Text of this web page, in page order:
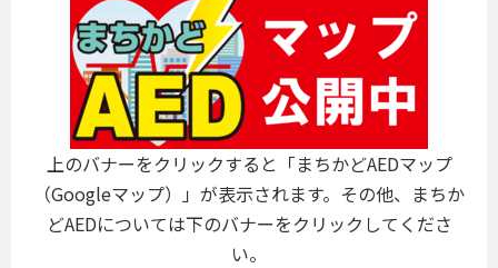
上のバナーをクリックすると「まちかどAEDマップ
（Googleマップ）」が表示されます。その他、まちか
どAEDについては下のバナーをクリックしてくださ
い。